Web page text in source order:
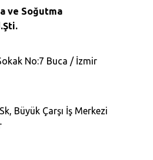
ve Soğutma
No:7 Buca / İzmir
Büyük Çarşı İş Merkezi